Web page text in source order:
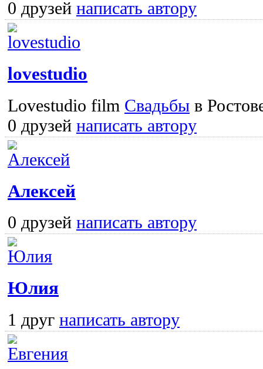
0 друзей написать автору
lovestudio
Lovestudio film Свадьбы в
0 друзей написать автору
Алексей
0 друзей написать автору
Юлия
1 друг написать автору